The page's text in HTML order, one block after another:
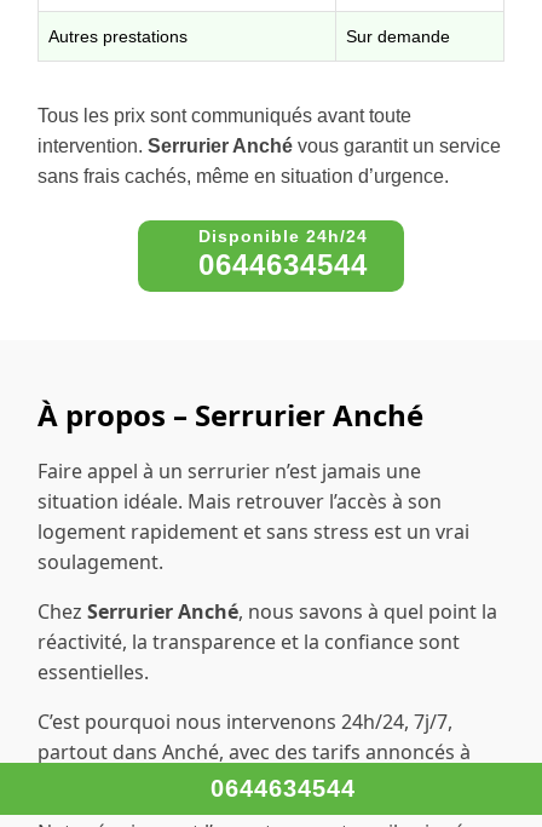
Autres prestations Sur demande
Tous les prix sont communiqués avant toute
intervention. Serrurier Anché vous garantit un service
sans frais cachés, même en situation d’urgence.
0644634544
À propos – Serrurier Anché
Faire appel à un serrurier n’est jamais une
situation idéale. Mais retrouver l’accès à son
logement rapidement et sans stress est un vrai
soulagement.
Chez Serrurier Anché, nous savons à quel point la
réactivité, la transparence et la confiance sont
essentielles.
C’est pourquoi nous intervenons 24h/24, 7j/7,
partout dans Anché, avec des tarifs annoncés à
l’avance et une communication claire.
0644634544